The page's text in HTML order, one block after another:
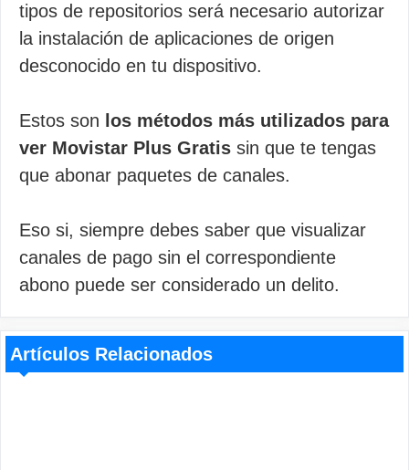
tipos de repositorios será necesario autorizar
la instalación de aplicaciones de origen
desconocido en tu dispositivo.
Estos son los métodos más utilizados para
ver Movistar Plus Gratis sin que te tengas
que abonar paquetes de canales.
Eso si, siempre debes saber que visualizar
canales de pago sin el correspondiente
abono puede ser considerado un delito.
Artículos Relacionados